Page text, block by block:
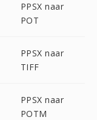
PPSX naar
POT
PPSX naar
TIFF
PPSX naar
POTM